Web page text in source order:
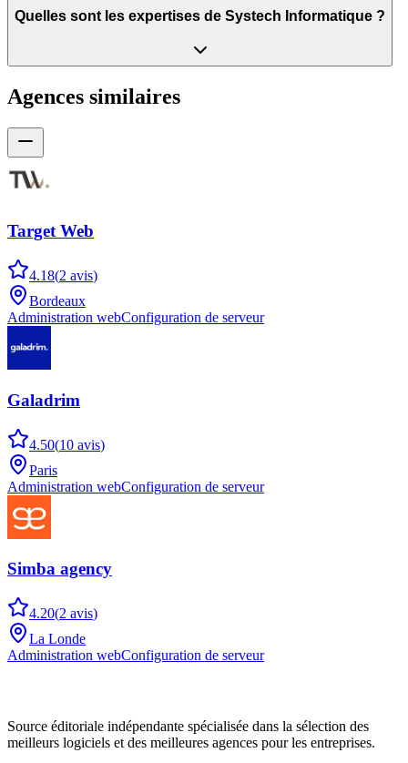
Quelles sont les expertises de Systech Informatique ?
Agences similaires
Target Web
4.18(2 avis)
Bordeaux
Administration webConfiguration de serveur
Galadrim
4.50(10 avis)
Paris
Administration webConfiguration de serveur
Simba agency
4.20(2 avis)
La Londe
Administration webConfiguration de serveur
Source éditoriale indépendante spécialisée dans la sélection des
meilleurs logiciels et des meilleures agences pour les entreprises.